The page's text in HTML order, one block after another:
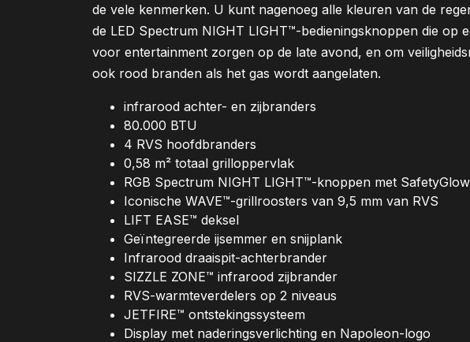
de vele kenmerken. U kunt nagenoeg alle kleuren van de
de LED Spectrum NIGHT LIGHT™-bedieningsknoppen die op
voor entertainment zorgen op de late avond, en om
ook rood branden als het gas wordt aangelaten.
infrarood achter- en zijbranders
80.000 BTU
4 RVS hoofdbranders
0,58 m² totaal grilloppervlak
RGB Spectrum NIGHT LIGHT™-knoppen met SafetyGlow
Iconische WAVE™-grillroosters van 9,5 mm van RVS
LIFT EASE™ deksel
Geïntegreerde ijsemmer en snijplank
Infrarood draaispit-achterbrander
SIZZLE ZONE™ infrarood zijbrander
RVS-warmteverdelers op 2 niveaus
JETFIRE™ ontstekingssysteem
Display met naderingsverlichting en Napoleon-logo